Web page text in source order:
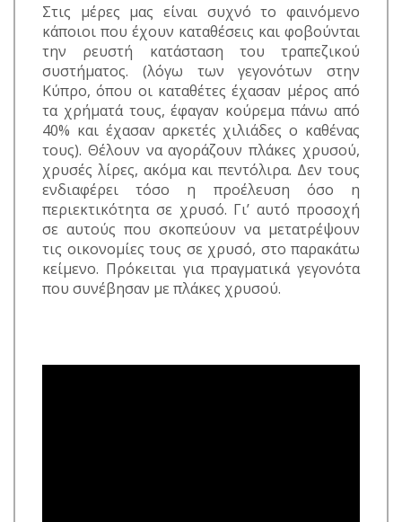
Στις μέρες μας είναι συχνό το φαινόμενο
κάποιοι που έχουν καταθέσεις και φοβούνται
την ρευστή κατάσταση του τραπεζικού
συστήματος. (λόγω των γεγονότων στην
Κύπρο, όπου οι καταθέτες έχασαν μέρος από
τα χρήματά τους, έφαγαν κούρεμα πάνω από
40% και έχασαν αρκετές χιλιάδες ο καθένας
τους). Θέλουν να αγοράζουν πλάκες χρυσού,
χρυσές λίρες, ακόμα και πεντόλιρα. Δεν τους
ενδιαφέρει τόσο η προέλευση όσο η
περιεκτικότητα σε χρυσό. Γι’ αυτό προσοχή
σε αυτούς που σκοπεύουν να μετατρέψουν
τις οικονομίες τους σε χρυσό, στο παρακάτω
κείμενο. Πρόκειται για πραγματικά γεγονότα
που συνέβησαν με πλάκες χρυσού.